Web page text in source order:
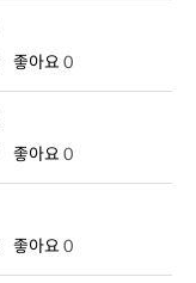
좋아요 0
좋아요 0
좋아요 0